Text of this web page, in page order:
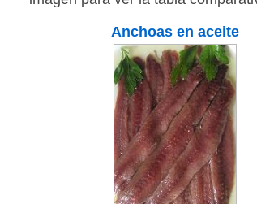
Anchoas en aceite